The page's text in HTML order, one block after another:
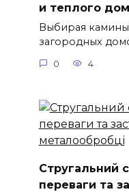
и теплого
Выбирая
загородных
0 4
Стругальний
переваги та